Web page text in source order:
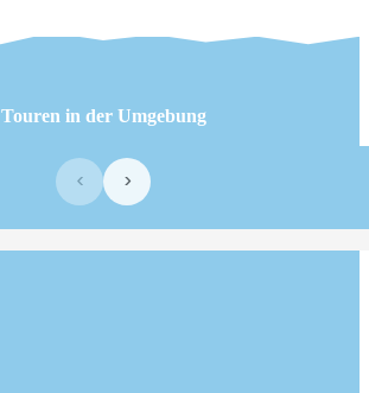
Touren in der Umgebung
‹ ›